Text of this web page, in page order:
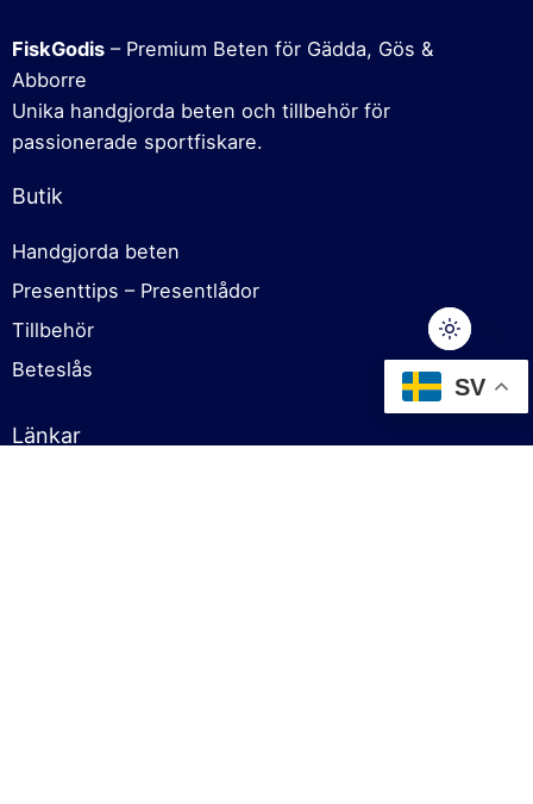
49,00kr
Lägg till i varukorg
FiskGodis – Premium Beten för Gädda, Gös &
Abborre
Unika handgjorda beten och tillbehör för
passionerade sportfiskare.
Butik
Handgjorda beten
Presenttips – Presentlådor
Tillbehör
Beteslås
Länkar
SV